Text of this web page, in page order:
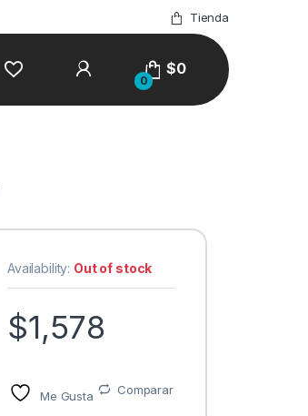
Tienda
0
$0
Availability: Out of stock
$1,578
Me Gusta Comparar